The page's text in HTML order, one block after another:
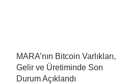
MARA’nın Bitcoin Varlıkları,
Gelir ve Üretiminde Son
Durum Açıklandı